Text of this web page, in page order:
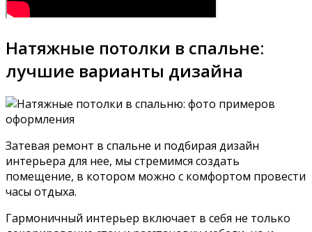
Натяжные потолки в спальне:
лучшие варианты дизайна
Затевая ремонт в спальне и подбирая дизайн
интерьера для нее, мы стремимся создать
помещение, в котором можно с комфортом провести
часы отдыха.
Гармоничный интерьер включает в себя не только